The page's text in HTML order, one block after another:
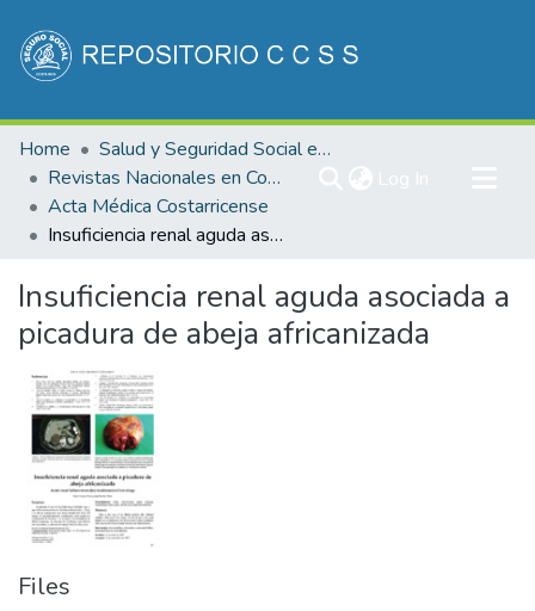
Communities & Collections
All of DSpace
Statistics
Home
Salud y Seguridad Social en Costa Rica
Revistas Nacionales en Costa Rica
Acta Médica Costarricense
Insuficiencia renal aguda asociada a picadura de abeja africanizada
Insuficiencia renal aguda asociada a
picadura de abeja africanizada
Files